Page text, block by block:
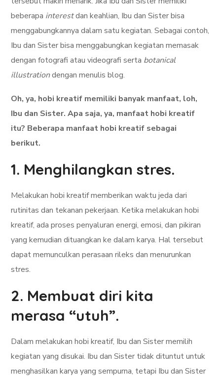
beberapa interestdan keahlian, Ibu dan Sister bisa
menggabungkannya dalam satu kegiatan. Sebagai contoh,
Ibu dan Sister bisa menggabungkan kegiatan memasak
dengan fotografi atau videografi serta botanical
illustrationdengan menulis blog.
Oh, ya, hobi kreatif memiliki banyak manfaat, loh,
Ibu dan Sister. Apa saja, ya, manfaat hobi kreatif
itu? Beberapa manfaat hobi kreatif sebagai
berikut.
1. Menghilangkan stres.
Melakukan hobi kreatif memberikan waktu jeda dari
rutinitas dan tekanan pekerjaan. Ketika melakukan hobi
kreatif, ada proses penyaluran energi, emosi, dan pikiran
yang kemudian dituangkan ke dalam karya. Hal tersebut
dapat memunculkan perasaan rileks dan menurunkan
stres.
2. Membuat diri kita
merasa “utuh”.
Dalam melakukan hobi kreatif, Ibu dan Sister memilih
kegiatan yang disukai. Ibu dan Sister tidak dituntut untuk
menghasilkan karya yang sempurna, tetapi Ibu dan Sister